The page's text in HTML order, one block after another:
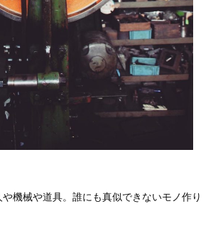
機械や道具。誰にも真似できないモノ作り